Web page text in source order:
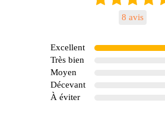
8 avis
Excellent
Très bien
Moyen
Décevant
À éviter